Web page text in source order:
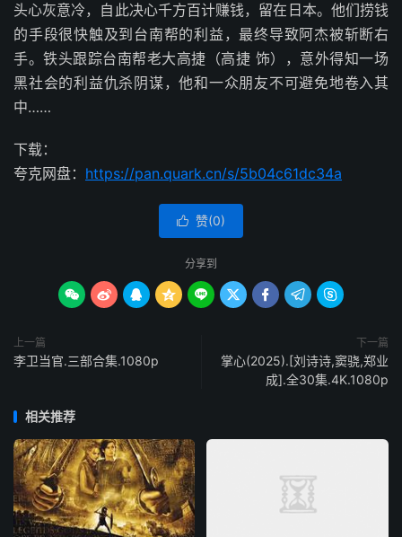
头心灰意冷，自此决心千方百计赚钱，留在日本。他们捞钱
的手段很快触及到台南帮的利益，最终导致阿杰被斩断右
手。铁头跟踪台南帮老大高捷（高捷 饰），意外得知一场
黑社会的利益仇杀阴谋，他和一众朋友不可避免地卷入其
中……
下载：
夸克网盘： https://pan.quark.cn/s/5b04c61dc34a
 赞(0)
分享到
        
上一篇
李卫当官.三部合集.1080p
下一篇
掌心(2025).[刘诗诗,窦骁,郑业
成].全30集.4K.1080p
相关推荐